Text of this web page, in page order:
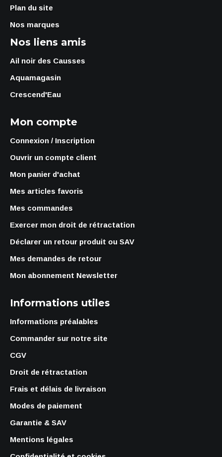
Plan du site
Nos marques
Nos liens amis
Ail noir des Causses
Aquamagasin
Crescend'Eau
Mon compte
Connexion / Inscription
Ouvrir un compte client
Mon panier d'achat
Mes articles favoris
Mes commandes
Exercer mon droit de rétractation
Déclarer un retour produit ou SAV
Mes demandes de retour
Mon abonnement Newsletter
Informations utiles
Informations préalables
Commander sur notre site
CGV
Droit de rétractation
Frais et délais de livraison
Modes de paiement
Garantie & SAV
Mentions légales